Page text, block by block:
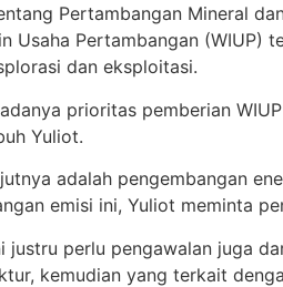
Pertambangan Mineral
Usaha Pertambangan
dan eksploitasi.
prioritas pemberian
Yuliot.
adalah pengembangan
emisi ini, Yuliot meminta
justru perlu pengawalan juga
kemudian yang terkait